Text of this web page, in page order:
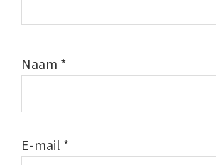
Naam *
E-mail *